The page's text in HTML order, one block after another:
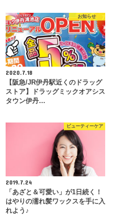
お知らせ
2020.7.18
【阪急/JR伊丹駅近くのドラッグ
ストア】ドラッグミックオアシス
タウン伊丹…
ビューティーケア
2019.7.24
「あざと＆可愛い」が1日続く！
はやりの濡れ髪ワックスを手に入
れよう♪